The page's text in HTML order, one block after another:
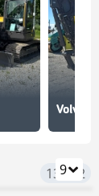
Volvo
13 932
9